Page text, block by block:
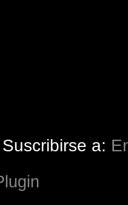
Suscribirse a: